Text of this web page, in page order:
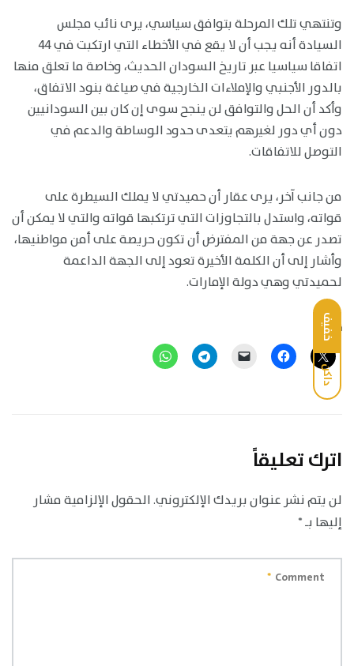
خفيف
داكن
وتنتهي تلك المرحلة بتوافق سياسي، يرى نائب مجلس
السيادة أنه يجب أن لا يقع في الأخطاء التي ارتكبت في 44
اتفاقا سياسيا عبر تاريخ السودان الحديث، وخاصة ما تعلق منها
بالدور الأجنبي والإملاءات الخارجية في صياغة بنود الاتفاق،
وأكد أن الحل والتوافق لن ينجح سوى إن كان بين السودانيين
دون أي دور لغيرهم يتعدى حدود الوساطة والدعم في
التوصل للاتفاقات.
من جانب آخر، يرى عقار أن حميدتي لا يملك السيطرة على
قواته، واستدل بالتجاوزات التي ترتكبها قواته والتي لا يمكن أن
تصدر عن جهة من المفترض أن تكون حريصة على أمن مواطنيها،
وأشار إلى أن الكلمة الأخيرة تعود إلى الجهة الداعمة
لحميدتي وهي دولة الإمارات.
نشر
اترك تعليقاً
لن يتم نشر عنوان بريدك الإلكتروني.الحقول الإلزامية مشار
إليها بـ*
Comment
*